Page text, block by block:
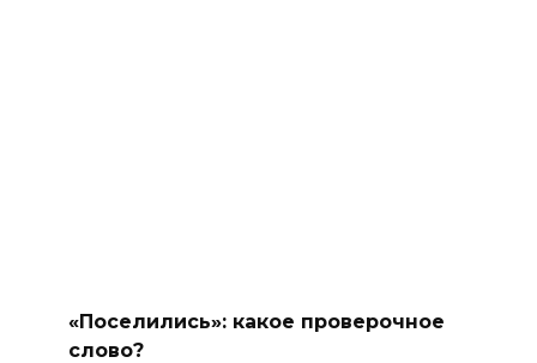
«Поселились»: какое проверочное
слово?